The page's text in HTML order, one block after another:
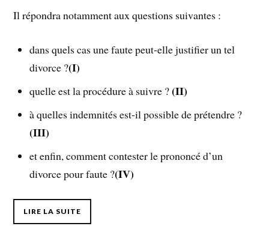
Il répondra notamment aux questions suivantes :
dans quels cas une faute peut-elle justifier un tel
divorce ?(I)
quelle est la procédure à suivre ?(II)
à quelles indemnités est-il possible de prétendre ?
(III)
et enfin, comment contester le prononcé d’un
divorce pour faute ?(IV)
LIRE LA SUITE